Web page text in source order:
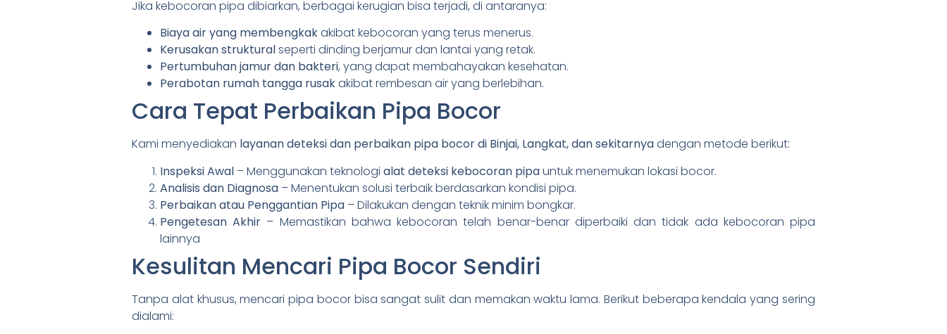
Jika kebocoran pipa dibiarkan, berbagai kerugian bisa terjadi, di antaranya:
Biaya air yang membengkakakibat kebocoran yang terus menerus.
Kerusakan strukturalseperti dinding berjamur dan lantai yang retak.
Pertumbuhan jamur dan bakteri, yang dapat membahayakan kesehatan.
Perabotan rumah tangga rusakakibat rembesan air yang berlebihan.
Cara Tepat Perbaikan Pipa Bocor
Kami menyediakan layanan deteksi dan perbaikan pipa bocor di Binjai, Langkat, dan sekitarnyadengan metode berikut:
Inspeksi Awal – Menggunakan teknologi alat deteksi kebocoran pipauntuk menemukan lokasi bocor.
Analisis dan Diagnosa – Menentukan solusi terbaik berdasarkan kondisi pipa.
Perbaikan atau Penggantian Pipa – Dilakukan dengan teknik minim bongkar.
Pengetesan Akhir – Memastikan bahwa kebocoran telah benar-benar diperbaiki dan tidak ada kebocoran pipa
lainnya
Kesulitan Mencari Pipa Bocor Sendiri
Tanpa alat khusus, mencari pipa bocor bisa sangat sulit dan memakan waktu lama. Berikut beberapa kendala yang sering
dialami: